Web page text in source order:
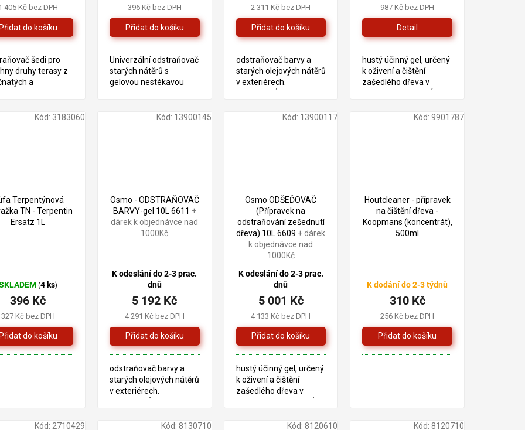
405 Kč bez DPH
šedi pro
druhy terasy z
a
5
hvězdiček.
396 Kč bez DPH
Univerzální odstraňovač
starých nátěrů s
gelovou nestékavou
2 311 Kč bez DPH
odstraňovač barvy a
starých olejových nátěrů
v exteriérech.
987 Kč bez DPH
Detail
hustý účinný gel, určený
k oživení a čištění
zašedlého dřeva v
VIZ FOTO TECHNICKÝ
Terpentýnová
TN - Terpentin
Ersatz 1L
(4 ks)
327 Kč bez DPH
396 Kč
Kód: 3183060
Osmo - ODSTRAŇOVAČ
BARVY-gel 10L 6611 +
dárek k objednávce nad
1000Kč
K odeslání do 2-3 prac.
dnů
4 291 Kč bez DPH
5 192 Kč
odstraňovač barvy a
starých olejových nátěrů
v exteriérech.
Kód: 13900145
Osmo ODŠEĎOVAČ
(Přípravek na
odstraňování zešednutí
dřeva) 10L 6609 + dárek
k objednávce nad
1000Kč
K odeslání do 2-3 prac.
dnů
4 133 Kč bez DPH
5 001 Kč
hustý účinný gel, určený
k oživení a čištění
zašedlého dřeva v
Kód: 13900117
Houtcleaner - přípravek
na čištění dřeva -
Koopmans (koncentrát),
500ml
K dodání do 2-3 týdnů
256 Kč bez DPH
310 Kč
Kód: 9901787
Kód: 2710429 Kód: 8130710 Kód:8120610 Kód: 8120710